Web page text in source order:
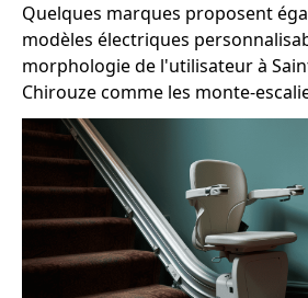
Quelques marques proposent
modèles électriques
morphologie de l'utilisateur à
Chirouze comme les monte-